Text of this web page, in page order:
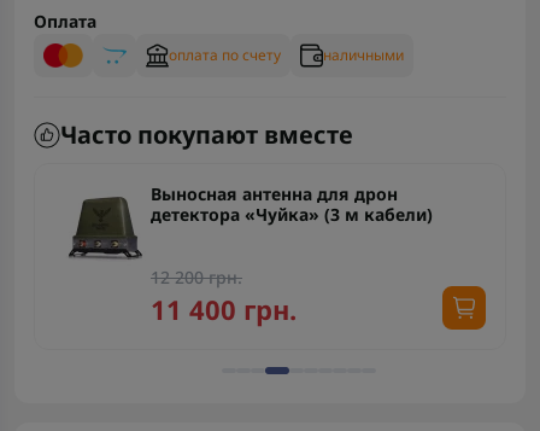
Оплата
оплата по счету наличными
Часто покупают вместе
Выносная антенна для дрон
детектора «Чуйка» (10 м)
15 400 грн.
14 400 грн.